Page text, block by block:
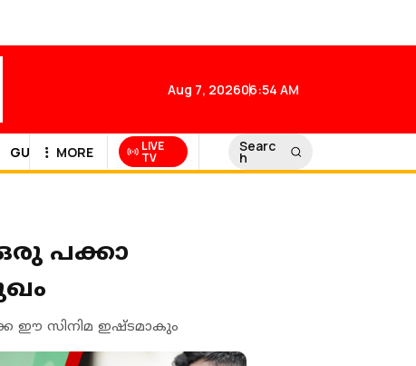
Aug 7, 202606:54 AM
GULF NEWS
MORE LIVE
TV
Searc
h
പക്കാ
ഈ സിനിമ ഇഷ്ടമാകും